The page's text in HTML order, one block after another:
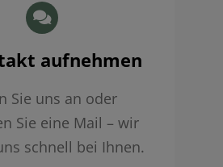
aufnehmen
Sie uns an oder
Sie eine Mail – wir
schnell bei Ihnen.